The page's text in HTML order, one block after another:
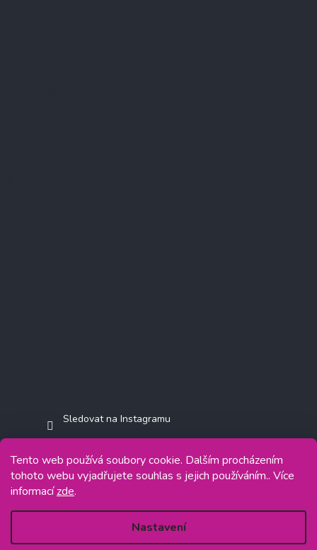
Tento web používá soubory cookie. Dalším procházením
tohoto webu vyjadřujete souhlas s jejich používáním.. Více
informacízde.
Nastavení
Sledovat na Instagramu
Copyright 2026
Grafický návrh vytvořil a na Shoptet implementoval